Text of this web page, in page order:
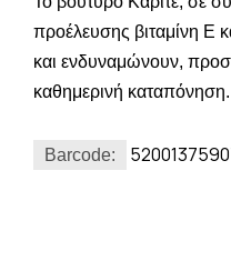
προέλευσης βιταμίνη Ε
και ενδυναμώνουν,
καθημερινή καταπόνηση.
Barcode: